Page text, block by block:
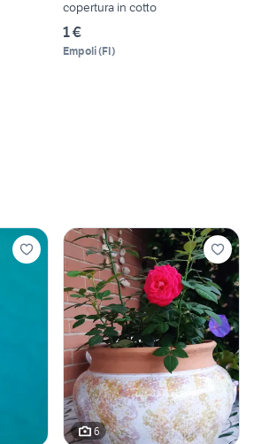
copertura in cotto
1 €
Empoli(FI)
6